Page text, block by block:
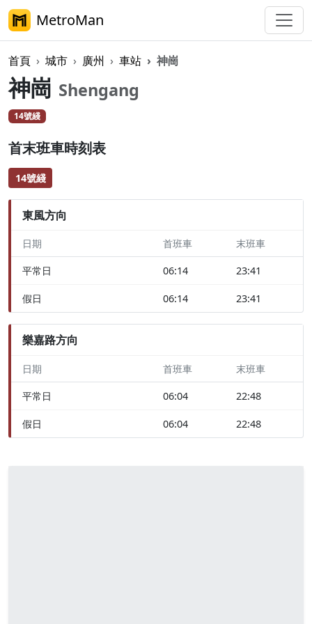
MetroMan
首頁 城市 廣州 車站 神崗
神崗 Shengang
14號綫
首末班車時刻表
14號綫
東風方向
日期 首班車 末班車
平常日 06:14 23:41
假日 06:14 23:41
樂嘉路方向
日期 首班車 末班車
平常日 06:04 22:48
假日 06:04 22:48